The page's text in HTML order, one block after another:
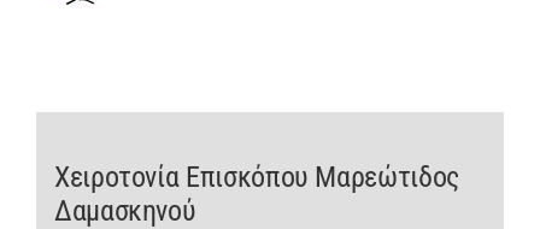
O ΠΑΤΡΙΑΡΧΗΣ
ΤΟ ΠΑΤΡΙΑΡΧΕΙΟ
Χειροτονία Επισκόπου Μαρεώτιδος
Δαμασκηνού